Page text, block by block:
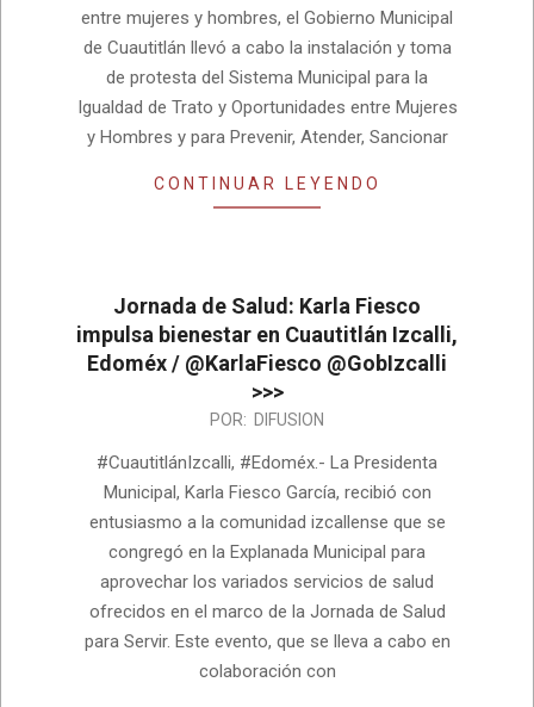
entre mujeres y hombres, el Gobierno Municipal
de Cuautitlán llevó a cabo la instalación y toma
de protesta del Sistema Municipal para la
Igualdad de Trato y Oportunidades entre Mujeres
y Hombres y para Prevenir, Atender, Sancionar
CONTINUAR LEYENDO
Jornada de Salud: Karla Fiesco
impulsa bienestar en Cuautitlán Izcalli,
Edoméx / @KarlaFiesco @GobIzcalli
>>>
POR: DIFUSION
#CuautitlánIzcalli, #Edoméx.- La Presidenta
Municipal, Karla Fiesco García, recibió con
entusiasmo a la comunidad izcallense que se
congregó en la Explanada Municipal para
aprovechar los variados servicios de salud
ofrecidos en el marco de la Jornada de Salud
para Servir. Este evento, que se lleva a cabo en
colaboración con